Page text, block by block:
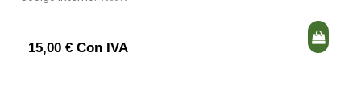
15,00 € Con IVA